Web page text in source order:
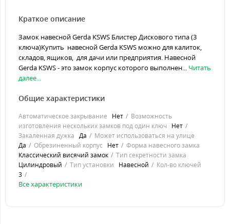
Краткое описание
Замок навесной Gerda KSWS Блистер Дискового типа (3
ключа)Купить навесной Gerda KSWS можно для калиток,
складов, ящиков, для дачи или предприятия. Навесной
Gerda KSWS - это замок корпус которого выполнен... Читать
далее...
Общие характеристики
Автоматическое закрывание Нет
Возможность
изготовления нескольких замков под один ключ Нет
Закаленная дужка Да
Может использоваться на улице
Да
Обрезиненный корпус Нет
Форма навесного замка
Классический висячий замок
Тип секретности замка
Цилиндровый
Тип установки Навесной
Кол-во ключей
3
Все характеристики